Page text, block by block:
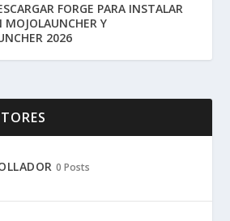
FORGE PARA INSTALAR
MOJOLAUNCHER Y
2026
0 Posts